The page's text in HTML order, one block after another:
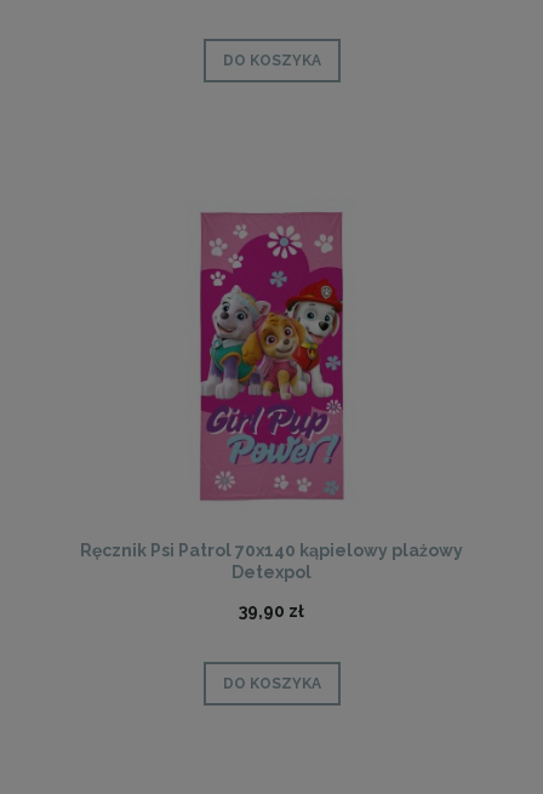
DO KOSZYKA
Ręcznik Psi Patrol 70x140 kąpielowy plażowy
Detexpol
39,90 zł
DO KOSZYKA